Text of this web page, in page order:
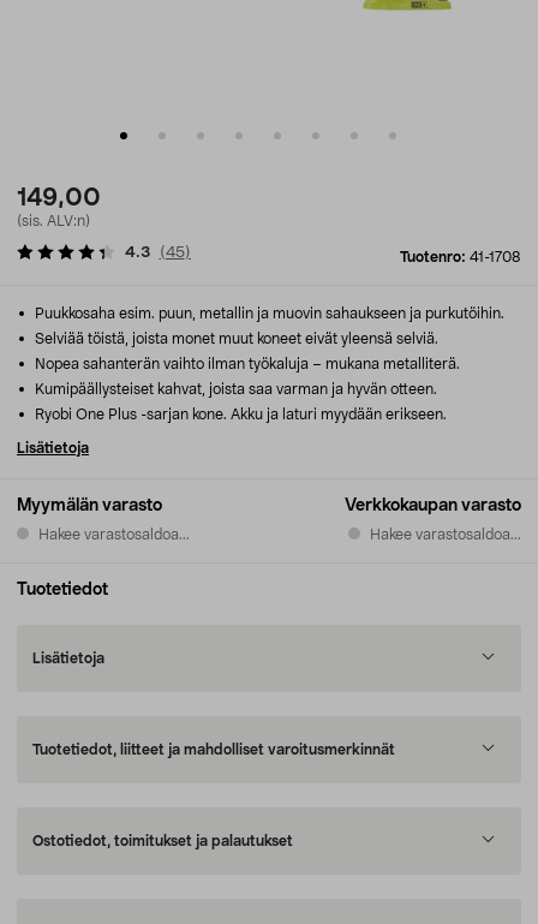
149,00
(sis. ALV:n)
Tuotenro: 41-1708
4.3 (45)
Myymälän varasto
Hakee varastosaldoa...
Verkkokaupan varasto
Hakee varastosaldoa...
Puukkosaha esim. puun, metallin ja muovin sahaukseen ja purkutöihin.
Selviää töistä, joista monet muut koneet eivät yleensä selviä.
Nopea sahanterän vaihto ilman työkaluja – mukana metalliterä.
Kumipäällysteiset kahvat, joista saa varman ja hyvän otteen.
Ryobi One Plus -sarjan kone. Akku ja laturi myydään erikseen.
Lisätietoja
Tuotetiedot
Lisätietoja
Tuotetiedot, liitteet ja mahdolliset varoitusmerkinnät
Ostotiedot, toimitukset ja palautukset